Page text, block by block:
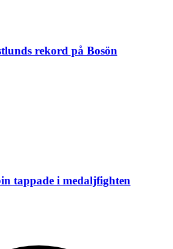
rekord på Bosön
tappade i medaljfighten